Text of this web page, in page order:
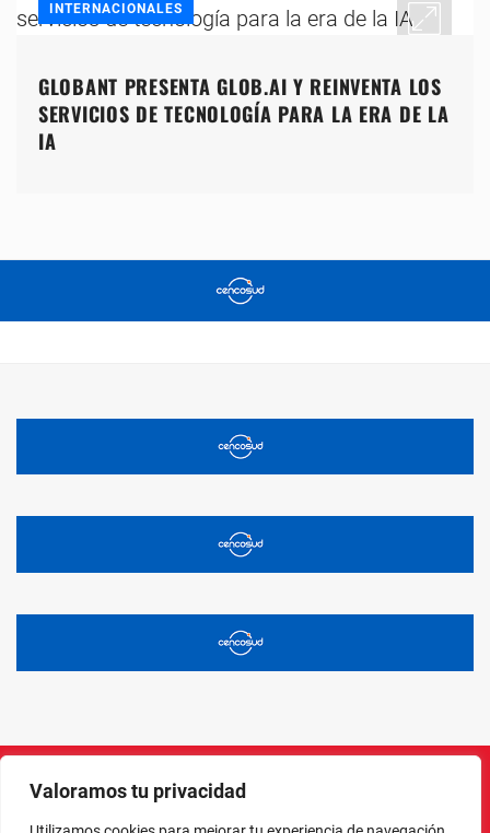
Valoramos tu privacidad
INTERNACIONALES
GLOBANT PRESENTA GLOB.AI Y REINVENTA LOS
SERVICIOS DE TECNOLOGÍA PARA LA ERA DE LA
IA
InstagramFacebook
X